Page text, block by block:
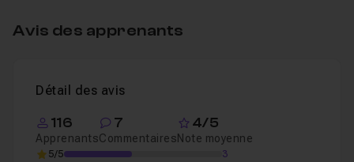
Avis des apprenants
Détail des avis
116
Apprenants
7
Commentaires
4/5
Note moyenne
5/5
3